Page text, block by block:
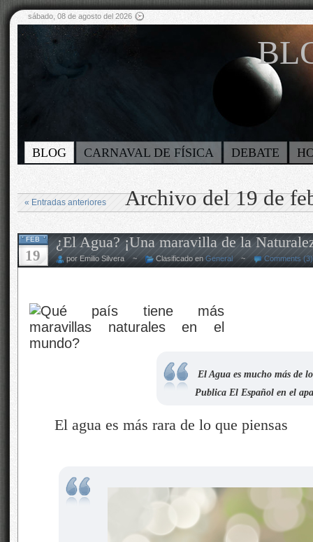
sábado, 08 de agosto del 2026
BLOG CARNAVAL DE FÍSICA DEBATE
Archivo del 19 de
« Entradas anteriores
FEB
19
¿El Agua? ¡Una maravilla de la
por Emilio Silvera ~ Clasificado en General ~ Comments (3)
El Agua es mucho más de
Publica El Español en el
El agua es más rara de lo que piensas